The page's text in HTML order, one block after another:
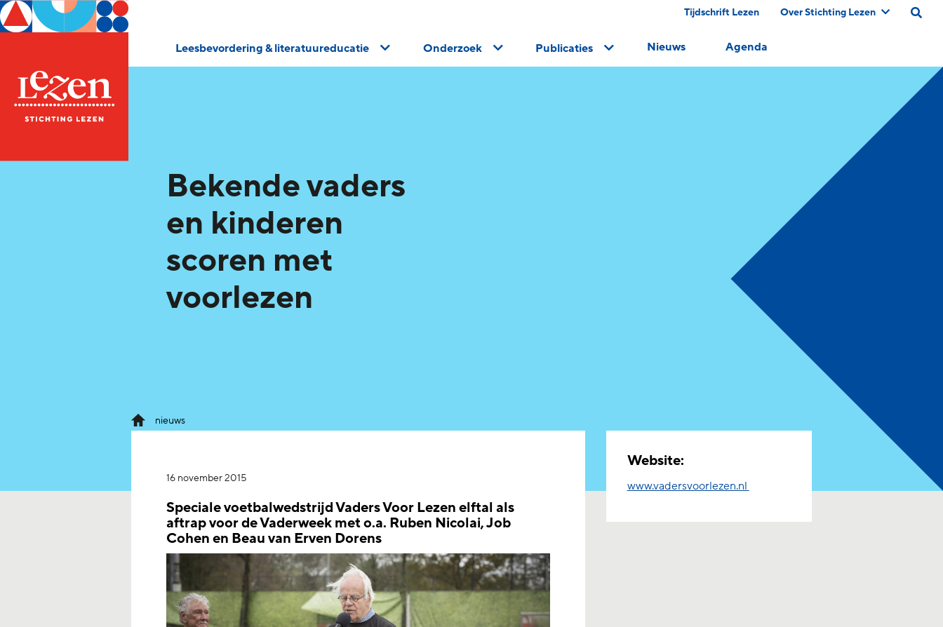
Tijdschrift Lezen Over Stichting Lezen
Leesbevordering & literatuureducatie Onderzoek Publicaties Nieuws Agenda
Bekende vaders
en kinderen
scoren met
voorlezen
nieuws
Website:
www.vadersvoorlezen.nl
16 november 2015
Speciale voetbalwedstrijd Vaders Voor Lezen elftal als
aftrap voor de Vaderweek met o.a. Ruben Nicolai, Job
Cohen en Beau van Erven Dorens